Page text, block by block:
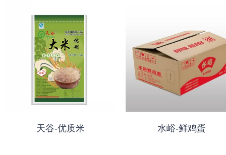
天谷-优质米 水峪-鲜鸡蛋